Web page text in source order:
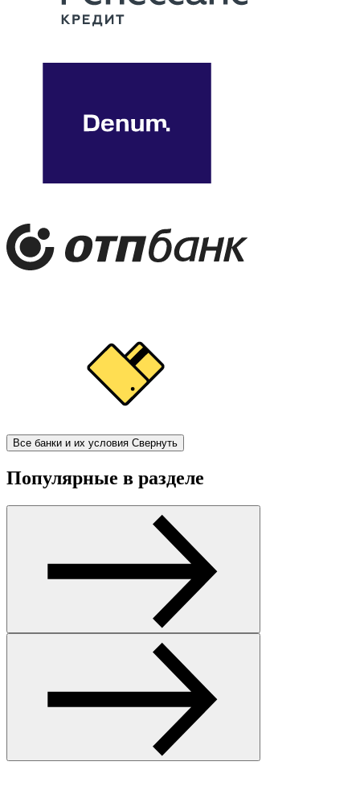
Все банки и их условия Свернуть
Популярные в разделе